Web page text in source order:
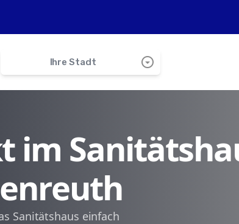
Ihre Stadt arrow_drop_down_circle
Möhrendorf
im
Sanitätshaus einfach